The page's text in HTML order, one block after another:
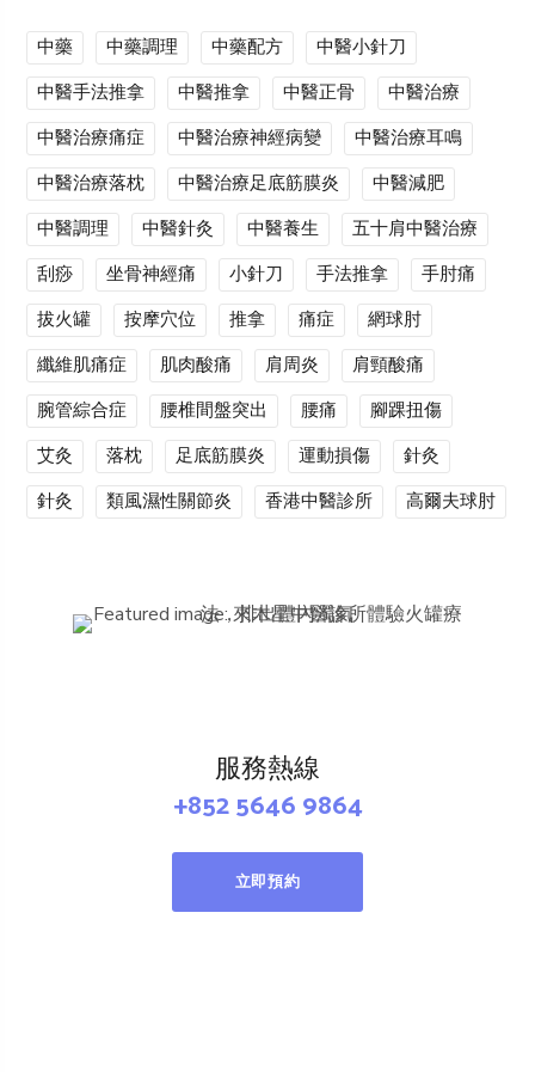
中藥 中藥調理 中藥配方
中醫小針刀
中醫手法推拿
中醫推拿 中醫正骨
中醫治療
中醫治療痛症
中醫治療神經病變
中醫治療耳鳴
中醫治療落枕
中醫治療足底筋膜炎
中醫減肥
中醫調理
中醫針灸 中醫養生
五十肩中醫治療
刮痧
坐骨神經痛 小針刀 手法推拿
手肘痛
拔火罐
按摩穴位 推拿 痛症
網球肘
纖維肌痛症
肌肉酸痛 肩周炎
肩頸酸痛
腕管綜合症
腰椎間盤突出 腰痛
腳踝扭傷
艾灸
落枕 足底筋膜炎 運動損傷
針灸
針灸
類風濕性關節炎 香港中醫診所 高爾夫球肘
服務熱線
+852 5646 9864
立即預約